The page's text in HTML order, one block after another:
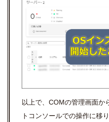
以上で、 COMの管理画面か
トコンソールでの操作に移り